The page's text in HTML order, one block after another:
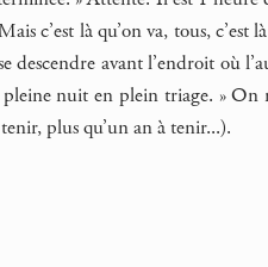
c’est là qu’on va, tous,
descendre avant l’endroit où
nuit en plein triage. »
plus qu’un an à tenir...).